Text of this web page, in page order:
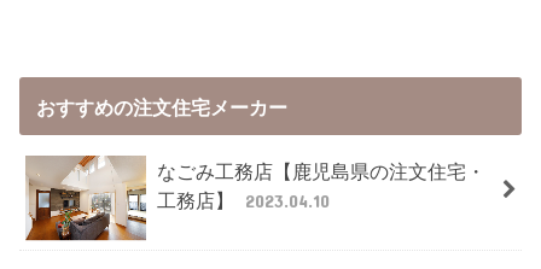
おすすめの注文住宅メーカー
なごみ工務店【鹿児島県の注文住宅・
工務店】
2023.04.10